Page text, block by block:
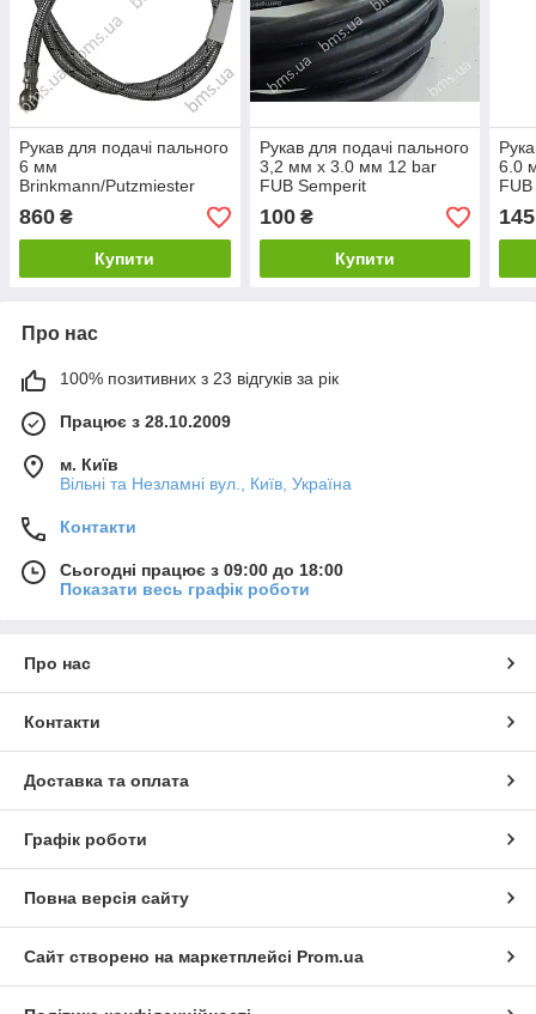
Рукав для подачі пального
6 мм
Brinkmann/Putzmiester
860 ₴
Купити
Рукав для подачі пального
3,2 мм x 3.0 мм 12 bar
FUB Semperit
100₴
Купити
6.0
145
Про нас
100% позитивних з 23 відгуків за рік
Працює з 28.10.2009
м. Київ
Вільні та Незламні вул., Київ, Україна
Контакти
Сьогодні працює з 09:00 до 18:00
Показати весь графік роботи
Про нас
Контакти
Доставка та оплата
Графік роботи
Повна версія сайту
Сайт створено на маркетплейсі Prom.ua